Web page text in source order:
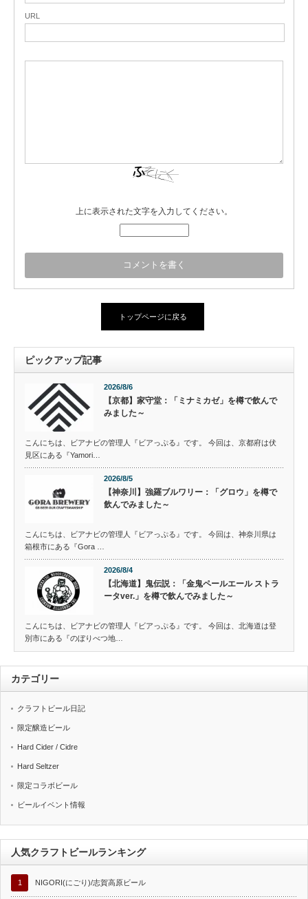
URL
上に表示された文字を入力してください。
トップページに戻る
ピックアップ記事
2026/8/6
【京都】家守堂：「ミナミカゼ」を樽で飲んで
みました～
こんにちは、ビアナビの管理人『ビアっぷる』です。 今回は、京都府は伏
見区にある『Yamori…
2026/8/5
【神奈川】強羅ブルワリー：「グロウ」を樽で
飲んでみました～
こんにちは、ビアナビの管理人『ビアっぷる』です。 今回は、神奈川県は
箱根市にある『Gora …
2026/8/4
【北海道】鬼伝説：「金鬼ペールエール ストラ
ータver.」を樽で飲んでみました～
こんにちは、ビアナビの管理人『ビアっぷる』です。 今回は、北海道は登
別市にある『のぼりべつ地…
カテゴリー
クラフトビール日記
限定醸造ビール
Hard Cider / Cidre
Hard Seltzer
限定コラボビール
ビールイベント情報
人気クラフトビールランキング
1 NIGORI(にごり)/志賀高原ビール